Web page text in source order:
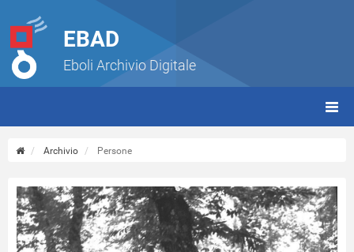
EBAD
Eboli Archivio Digitale
Archivio Persone